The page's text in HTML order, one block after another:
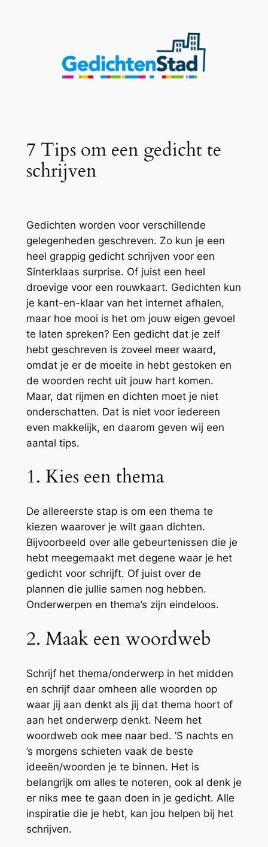
7 Tips om een gedicht te
schrijven
Gedichten worden voor verschillende
gelegenheden geschreven. Zo kun je een
heel grappig gedicht schrijven voor een
Sinterklaas surprise. Of juist een heel
droevige voor een rouwkaart. Gedichten kun
je kant-en-klaar van het internet afhalen,
maar hoe mooi is het om jouw eigen gevoel
te laten spreken? Een gedicht dat je zelf
hebt geschreven is zoveel meer waard,
omdat je er de moeite in hebt gestoken en
de woorden recht uit jouw hart komen.
Maar, dat rijmen en dichten moet je niet
onderschatten. Dat is niet voor iedereen
even makkelijk, en daarom geven wij een
aantal tips.
1. Kies een thema
De allereerste stap is om een thema te
kiezen waarover je wilt gaan dichten.
Bijvoorbeeld over alle gebeurtenissen die je
hebt meegemaakt met degene waar je het
gedicht voor schrijft. Of juist over de
plannen die jullie samen nog hebben.
Onderwerpen en thema’s zijn eindeloos.
2. Maak een woordweb
Schrijf het thema/onderwerp in het midden
en schrijf daar omheen alle woorden op
waar jij aan denkt als jij dat thema hoort of
aan het onderwerp denkt. Neem het
woordweb ook mee naar bed. ’S nachts en
’s morgens schieten vaak de beste
ideeën/woorden je te binnen. Het is
belangrijk om alles te noteren, ook al denk je
er niks mee te gaan doen in je gedicht. Alle
inspiratie die je hebt, kan jou helpen bij het
schrijven.